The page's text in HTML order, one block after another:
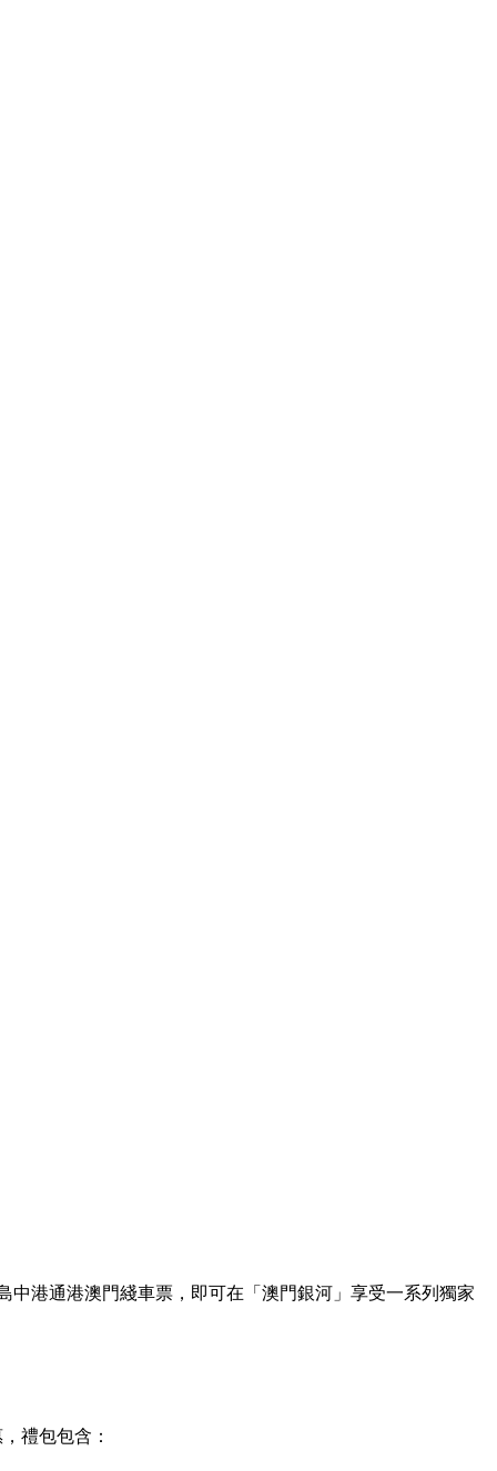
中港通港澳門綫車票，即可在「澳門銀河」享受一系列獨家
禮包包含：